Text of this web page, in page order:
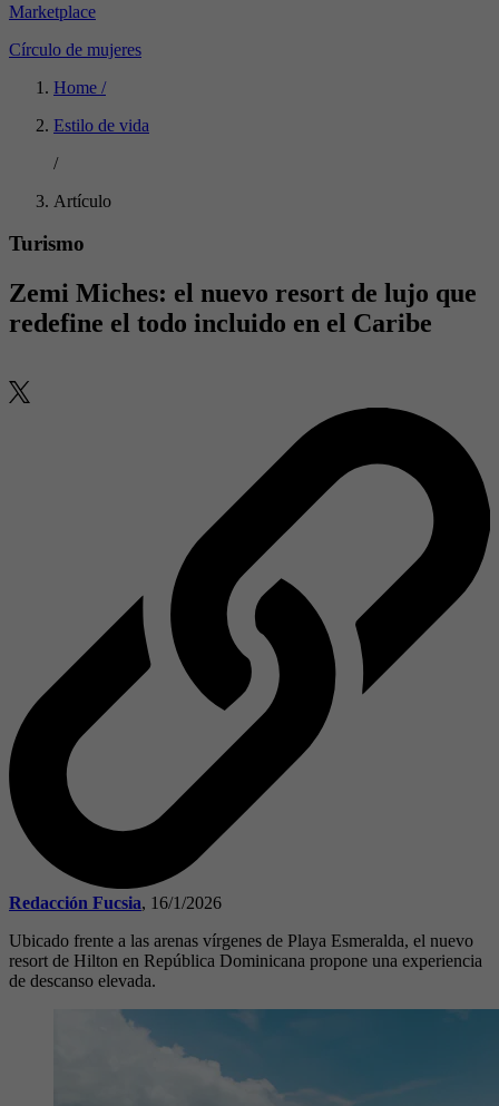
Marketplace
Círculo de mujeres
Home /
Estilo de vida
/
Artículo
Turismo
Zemi Miches: el nuevo resort de lujo que
redefine el todo incluido en el Caribe
Redacción Fucsia, 16/1/2026
Ubicado frente a las arenas vírgenes de Playa Esmeralda, el nuevo
resort de Hilton en República Dominicana propone una experiencia
de descanso elevada.